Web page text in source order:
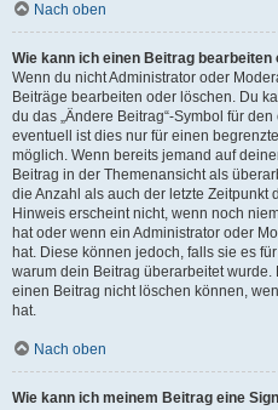
Nach oben
Wie kann ich einen Beitrag bearbeiten
Wenn du nicht Administrator oder
Beiträge bearbeiten oder löschen. Du
du das „Ändere Beitrag“-Symbol für
eventuell ist dies nur für einen
möglich. Wenn bereits jemand auf
Beitrag in der Themenansicht als
die Anzahl als auch der letzte
Hinweis erscheint nicht, wenn noch
hat oder wenn ein Administrator oder
hat. Diese können jedoch, falls sie es
warum dein Beitrag überarbeitet
einen Beitrag nicht löschen können,
hat.
Nach oben
Wie kann ich meinem Beitrag eine